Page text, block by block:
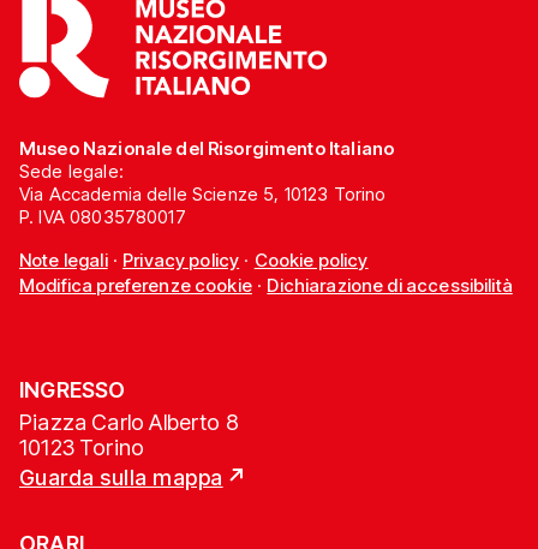
Museo Nazionale del Risorgimento Italiano
Sede legale:
Via Accademia delle Scienze 5, 10123 Torino
P. IVA 08035780017
Note legali· Privacy policy · Cookie policy
Modifica preferenze cookie· Dichiarazione di accessibilità
INGRESSO
Piazza Carlo Alberto 8
10123 Torino
Guarda sulla mappa
ORARI